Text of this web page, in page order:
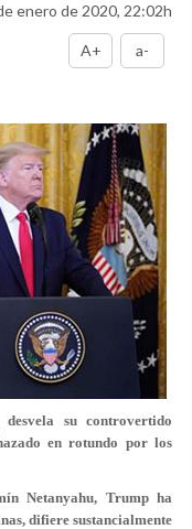
enero de 2020, 22:02h
A+ a-
su controvertido
en rotundo por los
Netanyahu, Trump ha
difiere sustancialmente